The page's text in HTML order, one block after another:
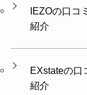
IEZOの口コ
紹介
EXstateの口
紹介